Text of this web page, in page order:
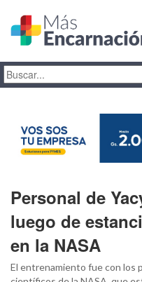
Personal de
luego de
en la NASA
El entrenamiento fue con los